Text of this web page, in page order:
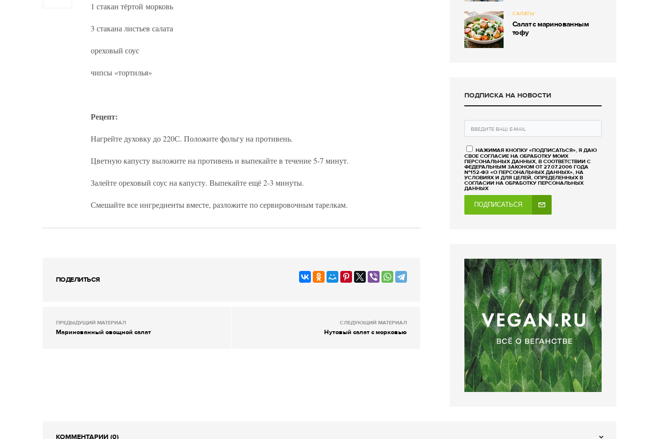
1 стакан тёртой морковь
3 стакана листьев салата
ореховый соус
чипсы «тортилья»
Рецепт:
Нагрейте духовку до 220С. Положите фольгу на противень.
Цветную капусту выложите на противень и выпекайте в течение 5-7 минут.
Залейте ореховый соус на капусту. Выпекайте ещё 2-3 минуты.
Смешайте все ингредиенты вместе, разложите по сервировочным тарелкам.
ПОДЕЛИТЬСЯ
ПРЕДЫДУЩИЙ МАТЕРИАЛ
Маринованный овощной салат
СЛЕДУЮЩИЙ МАТЕРИАЛ
Нутовый салат с морковью
САЛАТЫ
Салат с маринованным
тофу
ПОДПИСКА НА НОВОСТИ
НАЖИМАЯ КНОПКУ «ПОДПИСАТЬСЯ», Я ДАЮ
СВОЕ СОГЛАСИЕ НА ОБРАБОТКУ МОИХ
ПЕРСОНАЛЬНЫХ ДАННЫХ, В СООТВЕТСТВИИ С
ФЕДЕРАЛЬНЫМ ЗАКОНОМ ОТ 27.07.2006 ГОДА
№152-ФЗ «О ПЕРСОНАЛЬНЫХ ДАННЫХ», НА
УСЛОВИЯХ И ДЛЯ ЦЕЛЕЙ, ОПРЕДЕЛЕННЫХ В
СОГЛАСИИ НА ОБРАБОТКУ ПЕРСОНАЛЬНЫХ
ДАННЫХ
ПОДПИСАТЬСЯ
КОММЕНТАРИИ (0)